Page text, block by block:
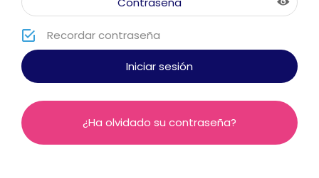
Recordar contraseña
¿Ha olvidado su contraseña?